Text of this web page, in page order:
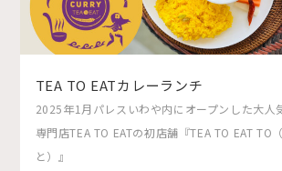
TEA TO EATカレーランチ
2025年1月パレスいわや内にオープンした大人
専門店TEA TO EATの初店舗『TEA TO EAT TO
と）』